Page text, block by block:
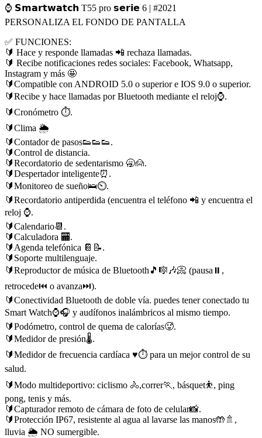
⌚ 𝗦𝗺𝗮𝗿𝘁𝘄𝗮𝘁𝗰𝗵 T55 pro 𝘀𝗲𝗿𝗶𝗲 6 | #2021
PERSONALIZA EL FONDO DE PANTALLA
✅ FUNCIONES:
🔰 Hace y responde llamadas 📲 rechaza llamadas.
🔰 Recibe notificaciones redes sociales: Facebook, Whatsapp,
Instagram y más 🤩
🔰Compatible con ANDROID 5.0 o superior e IOS 9.0 o superior.
🔰Recibe y hace llamadas por Bluetooth mediante el reloj⌚.
🔰Cronómetro ⏱️.
🔰Clima 🌦
🔰Contador de pasos👟👟👟.
🔰Control de distancia.
🔰Recordatorio de sedentarismo 🥱🙍.
🔰Despertador inteligente⏰.
🔰Monitoreo de sueño🛌⏲️.
🔰Recordatorio antiperdida (encuentra el teléfono 📲 y encuentra el
reloj ⌚.
🔰Calendario📆.
🔰Calculadora 🏧.
🔰Agenda telefónica 📔📝.
🔰Soporte multilenguaje.
🔰Reproductor de música de Bluetooth🎵🎼🎶📀 (pausa⏸️,
retrocede⏮️ o avanza⏭️).
🔰Conectividad Bluetooth de doble vía. puedes tener conectado tu
Smart Watch⌚🎧 y audífonos inalámbricos al mismo tiempo.
🔰Podómetro, control de quema de calorías🥵.
🔰Medidor de presión🌡️.
🔰Medidor de frecuencia cardíaca ♥️⏱️ para un mejor control de su
salud.
🔰Modo multideportivo: ciclismo 🚴,correr🏃, básquet⛹️, ping
pong, tenis y más.
🔰Capturador remoto de cámara de foto de celular📸.
🔰Protección IP67, resistente al agua al lavarse las manos🤲🚿,
lluvia 🌦️ NO sumergible.